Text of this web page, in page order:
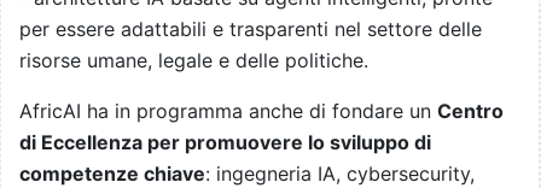
per essere adattabili e trasparenti nel settore delle
risorse umane, legale e delle politiche.
AfricAI ha in programma anche di fondare un Centro
di Eccellenza per promuovere lo sviluppo di
competenze chiave: ingegneria IA, cybersecurity,